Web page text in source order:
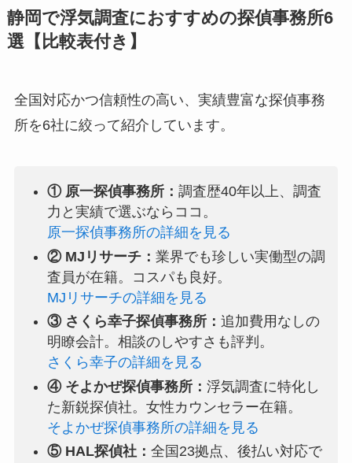
静岡で浮気調査におすすめの探偵事務所6
選【比較表付き】
全国対応かつ信頼性の高い、実績豊富な探偵事務
所を6社に絞って紹介しています。
① 原一探偵事務所： 調査歴40年以上、調査
力と実績で選ぶならココ。
原一探偵事務所の詳細を見る
② MJリサーチ： 業界でも珍しい実働型の調
査員が在籍。コスパも良好。
MJリサーチの詳細を見る
③ さくら幸子探偵事務所： 追加費用なしの
明瞭会計。相談のしやすさも評判。
さくら幸子の詳細を見る
④ そよかぜ探偵事務所： 浮気調査に特化し
た新鋭探偵社。女性カウンセラー在籍。
そよかぜ探偵事務所の詳細を見る
⑤ HAL探偵社： 全国23拠点、後払い対応で